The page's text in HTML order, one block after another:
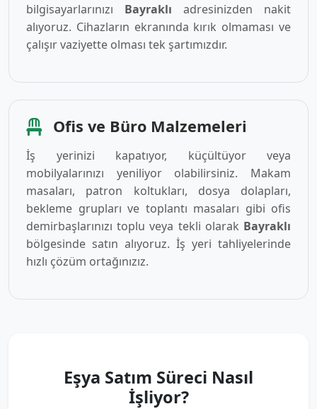
bilgisayarlarınızı Bayraklı adresinizden nakit
alıyoruz. Cihazların ekranında kırık olmaması ve
çalışır vaziyette olması tek şartımızdır.
Ofis ve Büro Malzemeleri
İş yerinizi kapatıyor, küçültüyor veya
mobilyalarınızı yeniliyor olabilirsiniz. Makam
masaları, patron koltukları, dosya dolapları,
bekleme grupları ve toplantı masaları gibi ofis
demirbaşlarınızı toplu veya tekli olarak Bayraklı
bölgesinde satın alıyoruz. İş yeri tahliyelerinde
hızlı çözüm ortağınızız.
Eşya Satım Süreci Nasıl
İşliyor?